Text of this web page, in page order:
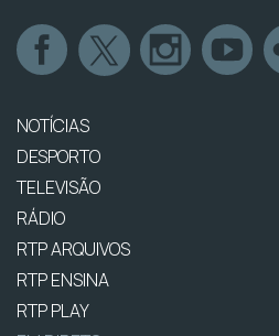
NOTÍCIAS
DESPORTO
TELEVISÃO
RÁDIO
RTP ARQUIVOS
RTP ENSINA
RTP PLAY